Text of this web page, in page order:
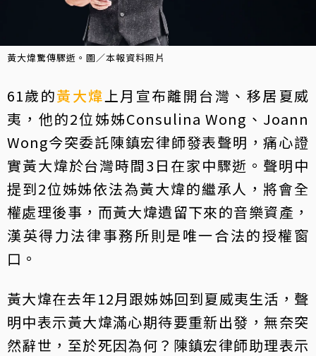
黃大煒驚傳驟逝。圖／本報資料照片
61歲的黃大煒 上月宣布離開台灣、移居夏威
夷，他的2位姊姊Consulina Wong、Joann
Wong今突委託陳鎮宏律師發表聲明，痛心證
實黃大煒於台灣時間3日在家中驟逝。聲明中
提到2位姊姊依法為黃大煒的繼承人，將會全
權處理後事，而黃大煒遺留下來的音樂資產，
漢英得力法律事務所則是唯一合法的授權窗
口。
黃大煒在去年12月跟姊姊回到夏威夷生活，聲
明中表示黃大煒滿心期待要重新出發，無奈突
然辭世，至於死因為何？陳鎮宏律師助理表示